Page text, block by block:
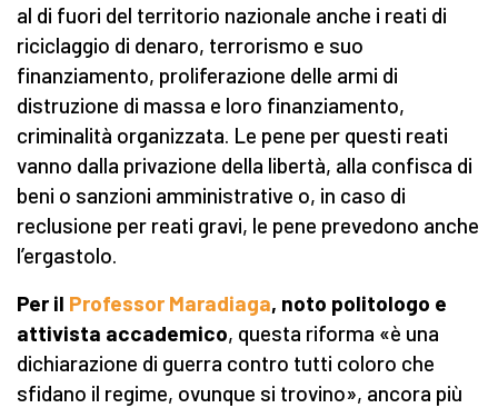
al di fuori del territorio nazionale anche i reati di
riciclaggio di denaro, terrorismo e suo
finanziamento, proliferazione delle armi di
distruzione di massa e loro finanziamento,
criminalità organizzata. Le pene per questi reati
vanno dalla privazione della libertà, alla confisca di
beni o sanzioni amministrative o, in caso di
reclusione per reati gravi, le pene prevedono anche
l’ergastolo.
Per il Professor Maradiaga, noto politologo e
attivista accademico, questa riforma «è una
dichiarazione di guerra contro tutti coloro che
sfidano il regime, ovunque si trovino», ancora più